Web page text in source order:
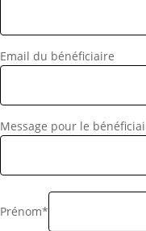
Email du bénéficiaire
Message pour le
Prénom*